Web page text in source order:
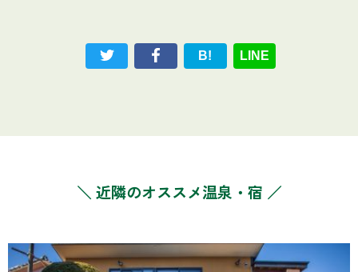
B! LINE
＼ 近隣のオススメ温泉・宿 ／